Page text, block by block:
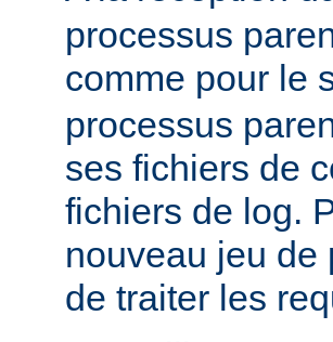
processus
comme pour le
processus
ses fichiers de
fichiers de log.
nouveau jeu de
de traiter les